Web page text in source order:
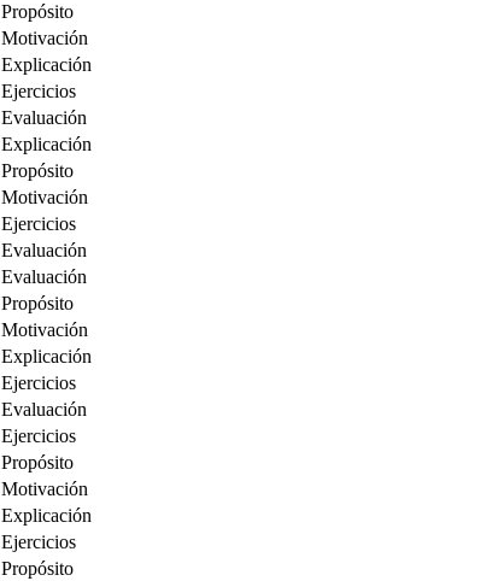
Propósito
Motivación
Explicación
Ejercicios
Evaluación
Explicación
Propósito
Motivación
Ejercicios
Evaluación
Evaluación
Propósito
Motivación
Explicación
Ejercicios
Evaluación
Ejercicios
Propósito
Motivación
Explicación
Ejercicios
Propósito